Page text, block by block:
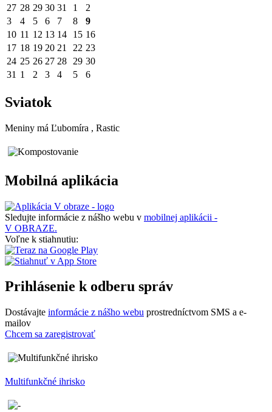
27 28 29 30 31 1
2
3
4 5 6 7 8
9
10 11 12 13 14 15 16
17 18 19 20 21 22 23
24 25 26 27 28 29 30
31 1 2 3 4 5 6
Sviatok
Meniny má Ľubomíra , Rastic
Mobilná aplikácia
Sledujte informácie z nášho webu v mobilnej aplikácii -
V OBRAZE.
Voľne k stiahnutiu:
Prihlásenie k odberu správ
Dostávajte informácie z nášho webu prostredníctvom SMS a e-
mailov
Chcem sa zaregistrovať
Multifunkčné ihrisko